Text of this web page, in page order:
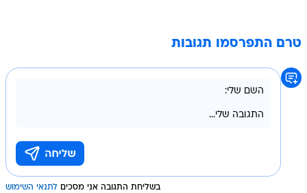
טרם התפרסמו תגובות
בשליחת התגובה אני מסכים לתנאי השימוש